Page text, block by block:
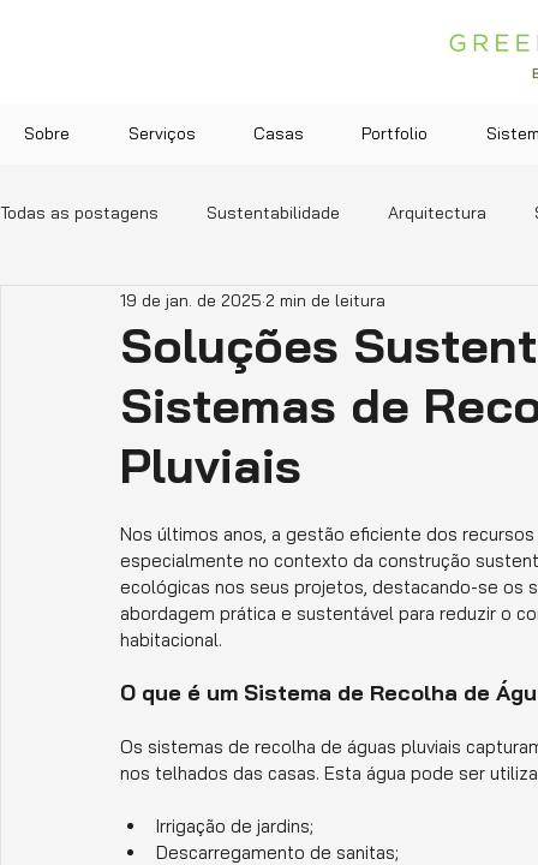
Sobre Serviços Casas Portfolio
Todas as postagens Sustentabilidade Arquitectura
Soluções
Sistemas de
Pluviais
19 de jan. de 2025 2 min de leitura
Nos últimos anos, a gestão eficiente dos
especialmente no contexto da construção
ecológicas nos seus projetos, destacando-se os
abordagem prática e sustentável para reduzir o
habitacional.
O que é um Sistema de Recolha de
Os sistemas de recolha de águas pluviais
nos telhados das casas. Esta água pode ser
Irrigação de jardins;
Descarregamento de sanitas;